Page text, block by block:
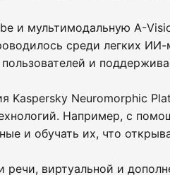
и мультимодальную А-
среди легких
и
Kaspersky Neuromorphic
Например, с
и обучать их, что
виртуальной и